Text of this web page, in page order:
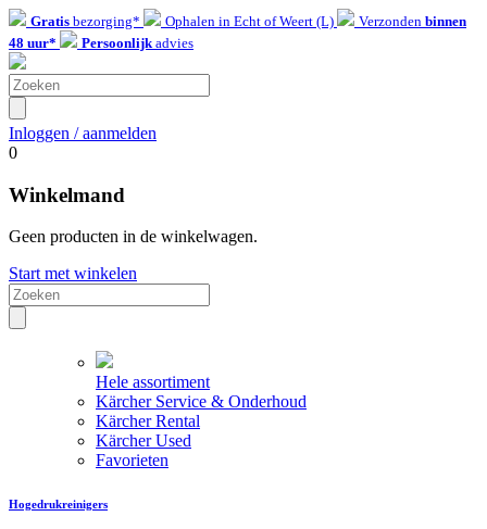
Gratis bezorging* Ophalen in Echt of Weert (L) Verzonden binnen
48 uur*
Persoonlijkadvies
Inloggen / aanmelden
0
Winkelmand
Geen producten in de winkelwagen.
Start met winkelen
Hele assortiment
Kärcher Service & Onderhoud
Kärcher Rental
Kärcher Used
Favorieten
Hogedrukreinigers